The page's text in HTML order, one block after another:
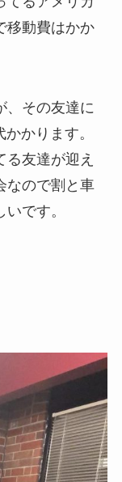
移動費はかか
、その友達に
かります。
友達が迎え
なので割と車
です。